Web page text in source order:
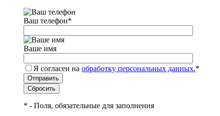
Ваш телефон*
Ваше имя
Я согласен на обработку персональных данных.*
* - Поля, обязательные для заполнения